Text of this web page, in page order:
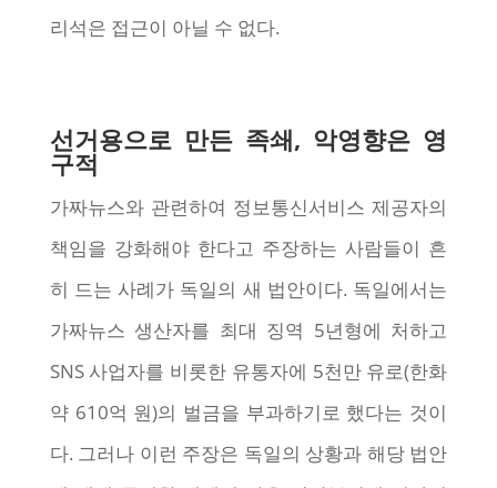
리석은 접근이 아닐 수 없다.
선거용으로 만든 족쇄, 악영향은 영
구적
가짜뉴스와 관련하여 정보통신서비스 제공자의
책임을 강화해야 한다고 주장하는 사람들이 흔
히 드는 사례가 독일의 새 법안이다. 독일에서는
가짜뉴스 생산자를 최대 징역 5년형에 처하고
SNS 사업자를 비롯한 유통자에 5천만 유로(한화
약 610억 원)의 벌금을 부과하기로 했다는 것이
다. 그러나 이런 주장은 독일의 상황과 해당 법안